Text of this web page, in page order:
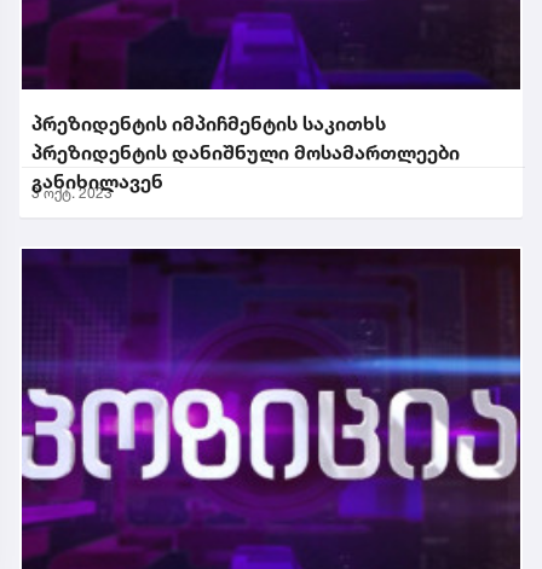
პრეზიდენტის იმპიჩმენტის საკითხს
პრეზიდენტის დანიშნული მოსამართლეები
განიხილავენ
3 ოქტ. 2023